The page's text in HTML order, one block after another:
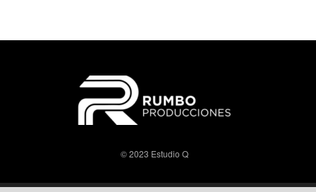
© 2023 Estudio Q